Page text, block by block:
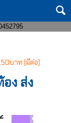
และหญิง งานแฟชั่น ถูก
านราชการ ส่งของเร็ว
บาท (มีต่อ)
อง ส่ง